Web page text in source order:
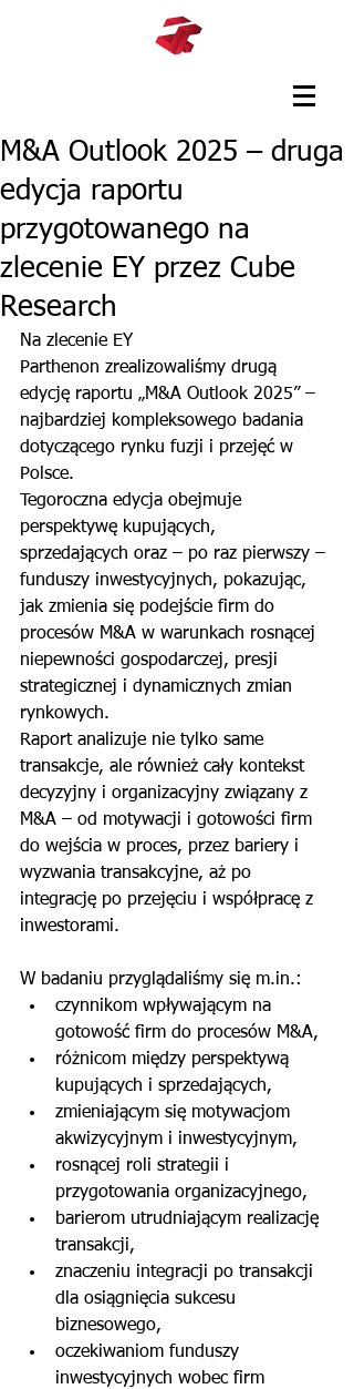
M&A Outlook 2025 – druga
edycja raportu
przygotowanego na
zlecenie EY przez Cube
Research
Na zlecenie EY
Parthenon zrealizowaliśmy drugą
edycję raportu „M&A Outlook 2025” –
najbardziej kompleksowego badania
dotyczącego rynku fuzji i przejęć w
Polsce.
Tegoroczna edycja obejmuje
perspektywę kupujących,
sprzedających oraz – po raz pierwszy –
funduszy inwestycyjnych, pokazując,
jak zmienia się podejście firm do
procesów M&A w warunkach rosnącej
niepewności gospodarczej, presji
strategicznej i dynamicznych zmian
rynkowych.
Raport analizuje nie tylko same
transakcje, ale również cały kontekst
decyzyjny i organizacyjny związany z
M&A – od motywacji i gotowości firm
do wejścia w proces, przez bariery i
wyzwania transakcyjne, aż po
integrację po przejęciu i współpracę z
inwestorami.
W badaniu przyglądaliśmy się m.in.:
czynnikom wpływającym na
gotowość firm do procesów M&A,
różnicom między perspektywą
kupujących i sprzedających,
zmieniającym się motywacjom
akwizycyjnym i inwestycyjnym,
rosnącej roli strategii i
przygotowania organizacyjnego,
barierom utrudniającym realizację
transakcji,
znaczeniu integracji po transakcji
dla osiągnięcia sukcesu
biznesowego,
oczekiwaniom funduszy
inwestycyjnych wobec firm